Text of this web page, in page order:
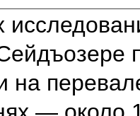
на